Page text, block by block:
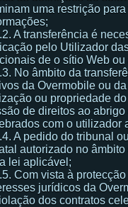
uma restrição
A transferência é
pelo Utilizador
de o sítio Web
No âmbito da
da Overmobile ou
ou propriedade
de direitos ao
com o utilizador
A pedido do tribunal
autorizado no
lei aplicável;
Com vista à
jurídicos da
dos contratos